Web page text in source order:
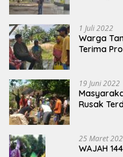
1 Juli 2022
Warga
Terima
19 Juni 2022
Rusak
25 Maret
WAJAH